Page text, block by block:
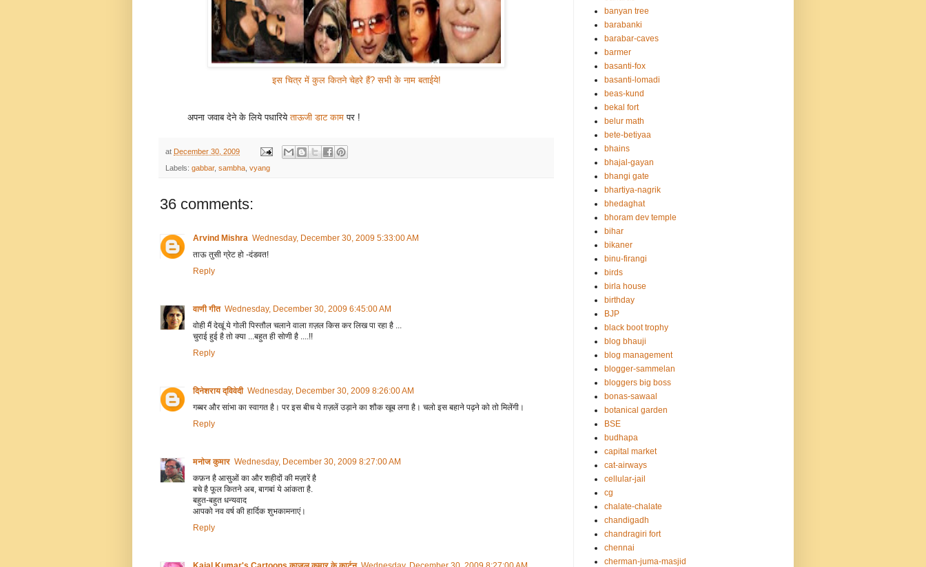
इस चित्र में कुल कितने चेहरे हैं? सभी के नाम बताईये!
अपना जवाब देने के लिये पधारियेताऊजी डाट काम पर !
at December 30, 2009
Labels: gabbar, sambha vyang
36 comments:
Arvind Mishra Wednesday, December 30, 2009 5:33:00 AM
ताऊ तुसी ग्रेट हो -दंडवत!
Reply
वाणी गीत Wednesday, December 30, 2009 6:45:00 AM
वोही मैं देखूं ये गोली पिस्तौल चलाने वाला ग़ज़ल किस कर लिख पा रहा है ...
चुराई हुई है तो क्या ...बहुत ही सोणी है ....!!
Reply
दिनेशराय द्विवेदी Wednesday, December 30, 2009 8:26:00 AM
गब्बर और सांभा का स्वागत है। पर इस बीच ये ग़ज़लें उड़ाने का शौक खूब लगा है। चलो इस बहाने पढ़ने को तो मिलेंगी।
Reply
मनोज कुमार Wednesday, December 30, 2009 8:27:00 AM
कफ़न है आसुओं का और शहीदों की मज़ारें है
बचे है फूल कितने अब, बागबां ये आंकता है.
बहुत-बहुत धन्यवाद
आपको नव वर्ष की हार्दिक शुभकामनाएं।
Reply
banyan tree
barabanki
barabar-caves
barmer
basanti-fox
basanti-lomadi
beas-kund
bekal fort
belur math
bete-betiyaa
bhains
bhajal-gayan
bhangi gate
bhartiya-nagrik
bhedaghat
bhoram dev temple
bihar
bikaner
binu-firangi
birds
birla house
birthday
BJP
black boot trophy
blog bhauji
blog management
blogger-sammelan
bloggers big boss
bonas-sawaal
botanical garden
BSE
budhapa
capital market
cat-airways
cellular-jail
cg
chalate-chalate
chandigadh
chandragiri fort
chennai
cherman-juma-masjid